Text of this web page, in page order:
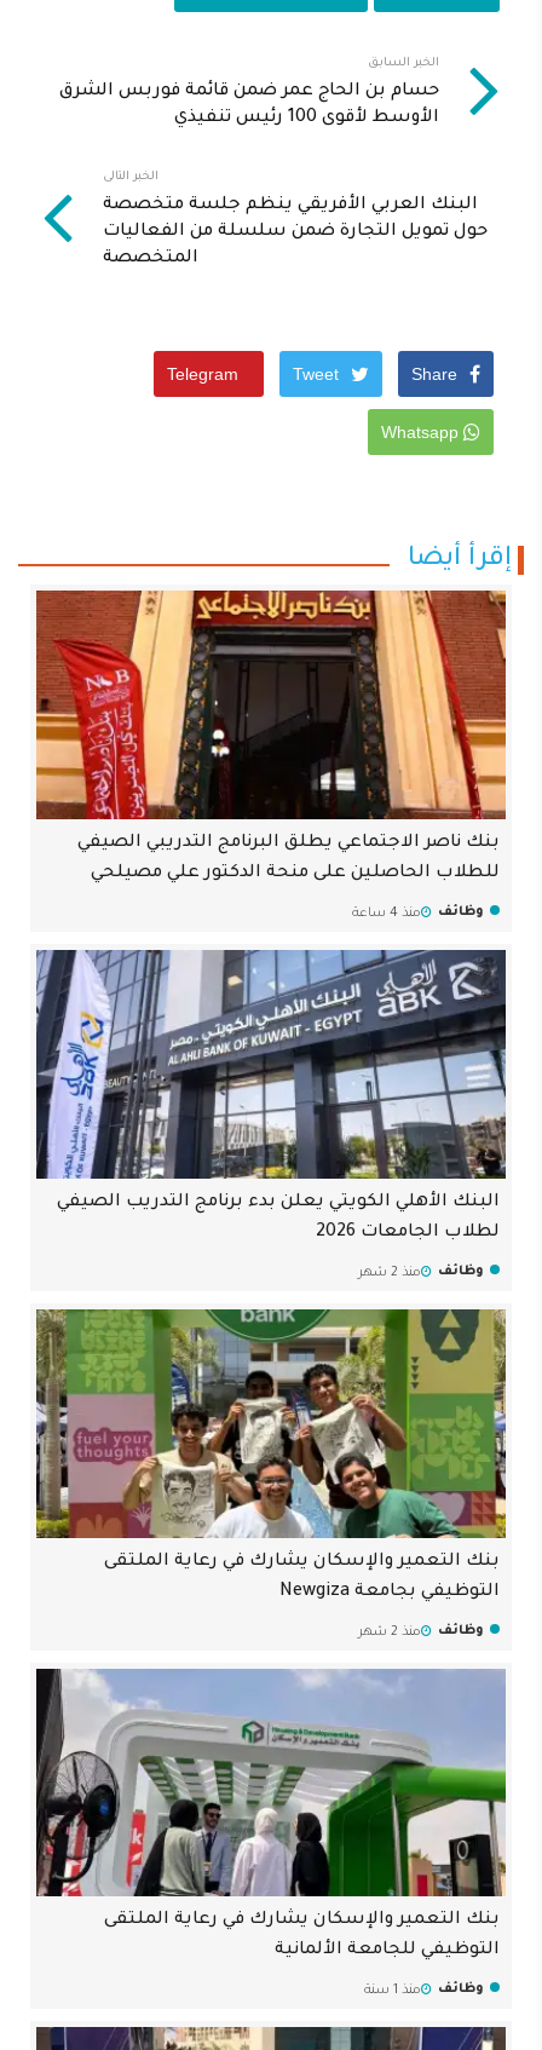
الخبر السابق
حسام بن الحاج عمر ضمن قائمة فوربس الشرق
الأوسط لأقوى 100 رئيس تنفيذي
الخبر التالى
البنك العربي الأفريقي ينظم جلسة متخصصة
حول تمويل التجارة ضمن سلسلة من الفعاليات
المتخصصة
إقرأ أيضا
بنك ناصر الاجتماعي يطلق البرنامج التدريبي الصيفي
للطلاب الحاصلين على منحة الدكتور علي مصيلحي
وظائف منذ 4 ساعة
البنك الأهلي الكويتي يعلن بدء برنامج التدريب الصيفي
لطلاب الجامعات 2026
وظائف منذ 2 شهر
بنك التعمير والإسكان يشارك في رعاية الملتقى
التوظيفي بجامعة Newgiza
وظائف منذ 2 شهر
بنك التعمير والإسكان يشارك في رعاية الملتقى
التوظيفي للجامعة الألمانية
وظائف منذ 1 سنة